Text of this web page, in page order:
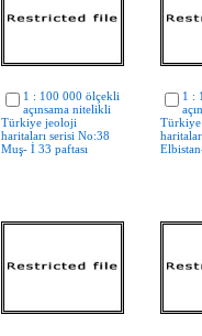
1 : 100 000 ölçekli
açınsama nitelikli
Türkiye jeoloji
haritaları serisi No:38
Muş- İ 33 paftası
1 :